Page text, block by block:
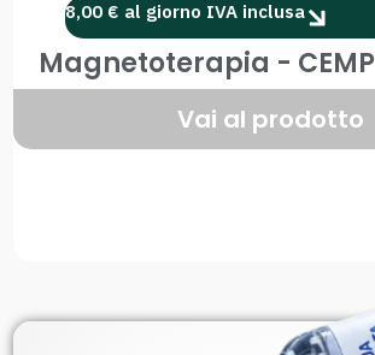
8,00 € al giorno IVA inclusa
Magnetoterapia - CEMP
Vai al prodotto